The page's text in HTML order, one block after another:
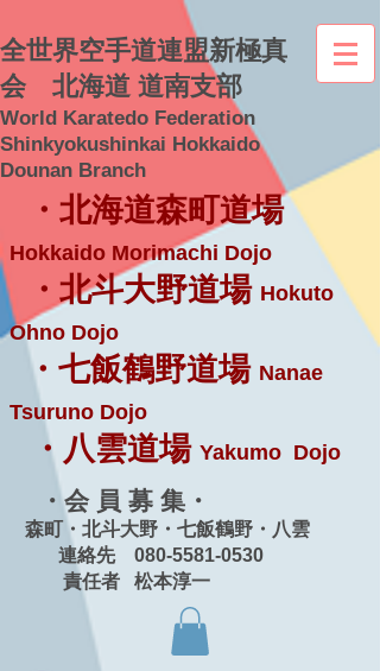
全世界空手道連盟新極真
会 北海道 道南支部
World Karatedo Federation
Shinkyokushinkai Hokkaido
Dounan Branch
・北海道森町道場
Hokkaido Morimachi Dojo
・北斗大野道場 Hokuto
Ohno Dojo
・七飯鶴野道場 Nanae
Tsuruno Dojo
・八雲道場 Yakumo Dojo
・会 員 募 集・
森町・北斗大野・七飯鶴野・八雲
連絡先 080-5581-0530
責任者 松本淳一